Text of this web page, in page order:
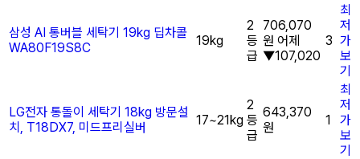
삼성 AI 통버블 세탁기 19kg 딥차콜
WA80F19S8C
19kg
2
등
급
706,070
원 어제
▼107,020
3
최
저
가
보
기
LG전자 통돌이 세탁기 18kg 방문설
치, T18DX7, 미드프리실버
17~21kg
2
등
급
643,370
원
1
최
저
가
보
기